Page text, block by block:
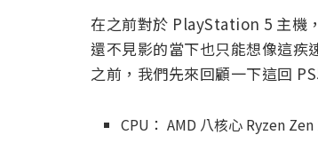
在之前對於 PlayStation 5 主機
還不見影的當下也只能想像這疾
之前，我們先來回顧一下這回
CPU： AMD 八核心 Ryzen